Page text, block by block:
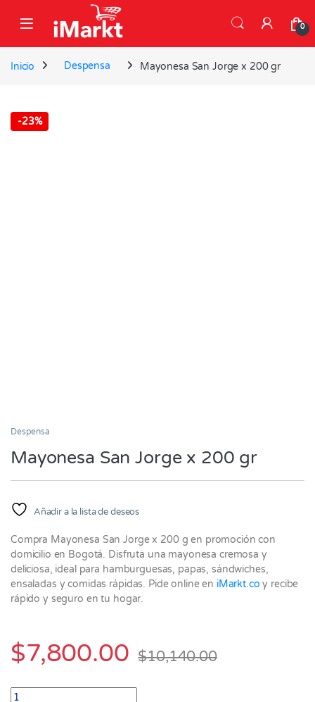
0
Inicio Despensa Mayonesa San Jorge x 200 gr
-23%
Despensa
Mayonesa San Jorge x 200 gr
Añadir a la lista de deseos
Compra Mayonesa San Jorge x 200 g en promoción con
domicilio en Bogotá. Disfruta una mayonesa cremosa y
deliciosa, ideal para hamburguesas, papas, sándwiches,
ensaladas y comidas rápidas. Pide online en iMarkt.co y recibe
rápido y seguro en tu hogar.
$7,800.00 $10,140.00
Mayonesa San Jorge x 200 gr quantity